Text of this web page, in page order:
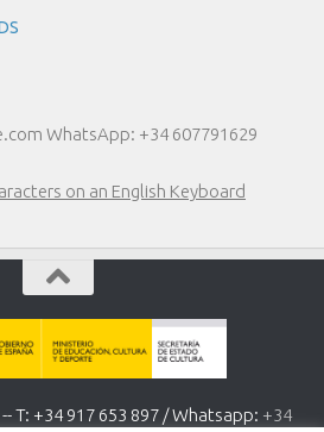
WhatsApp: +34 607791629
on an English Keyboard
T: +34 917 653 897 / Whatsapp: +34